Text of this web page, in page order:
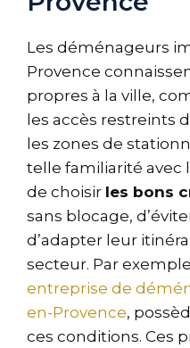
Les déménageurs
Provence
propres à la ville,
les accès restreints
les zones de
telle familiarité avec
de choisir les bons
sans blocage,
d’adapter leur
secteur. Par
entreprise de
en-Provence,
ces conditions. Ces